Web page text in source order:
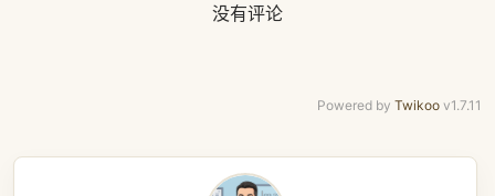
没有评论
Powered by Twikoo v1.7.11